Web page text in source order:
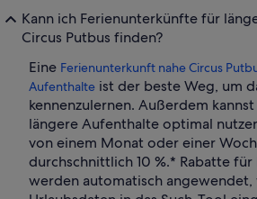
Kann ich Ferienunterkünfte für
Circus Putbus finden?
Eine Ferienunterkunft nahe Circus
Aufenthalte ist der beste Weg, um
kennenzulernen. Außerdem
längere Aufenthalte optimal
von einem Monat oder einer
durchschnittlich 10 %.* Rabatte
werden automatisch